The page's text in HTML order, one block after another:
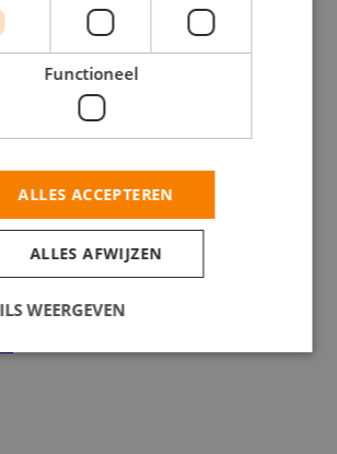
hustle: Test games, apps &
bij jou in de buurt)
bij Butternut Box
bij jou in de buurt)
Functioneel
ALLES ACCEPTEREN
ALLES AFWIJZEN
WEERGEVEN